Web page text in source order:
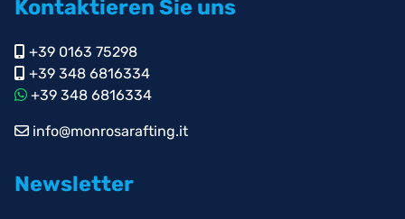
Kontaktieren Sie uns
+39 0163 75298
+39 348 6816334
+39 348 6816334
info@monrosarafting.it
Newsletter